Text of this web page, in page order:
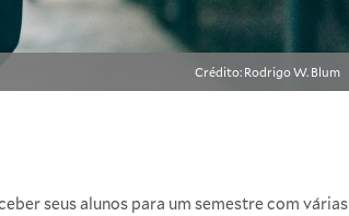
Crédito: Rodrigo W. Blum
seus alunos para um semestre com várias